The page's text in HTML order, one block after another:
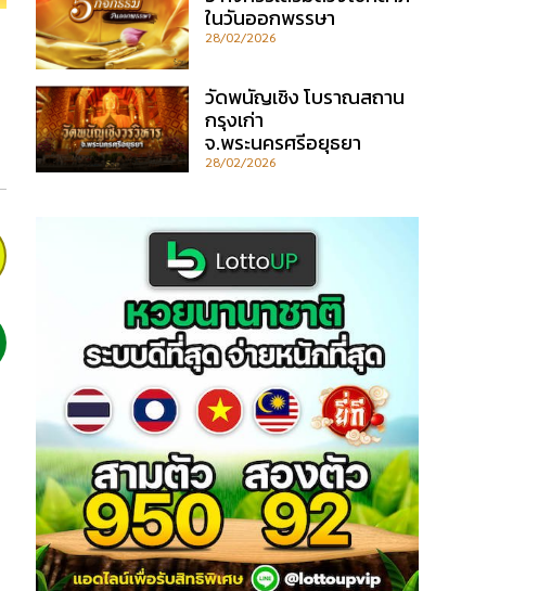
ในวันออกพรรษา
28/02/2026
วัดพนัญเชิง โบราณสถาน
กรุงเก่า
จ.พระนครศรีอยุธยา
28/02/2026